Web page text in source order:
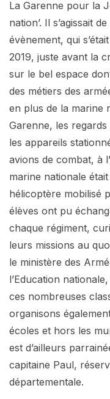
La Garenne pour la
nation’. Il s’agissait
évènement, qui
2019, juste avant la
sur le bel espace
des métiers des
en plus de la marine
Garenne, les
les appareils
avions de combat, à
marine nationale
hélicoptère mobilisé
élèves ont pu
chaque régiment,
leurs missions au
le ministère des
l’Education
ces nombreuses
organisons
écoles et hors les
est d’ailleurs
capitaine Paul,
départementale.